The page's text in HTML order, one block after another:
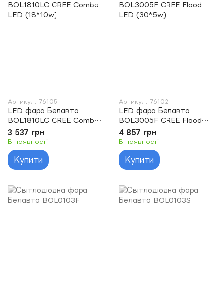
Артикул: 76105
LED фара Белавто
BOL1810LC CREE Combo
LED (18*10w)
3 537 грн
В наявності
Купити
Артикул: 76102
LED фара Белавто
BOL3005F CREE Flood
LED (30*5w)
4 857 грн
В наявності
Купити